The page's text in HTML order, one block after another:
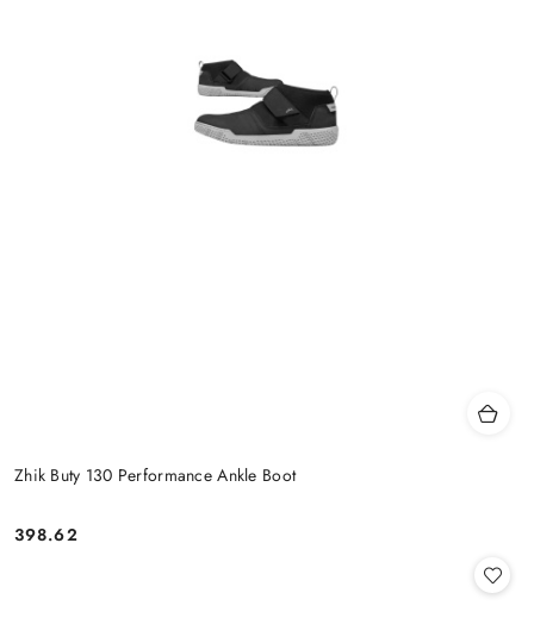
Zhik Buty 130 Performance Ankle Boot
Cena:
398.62